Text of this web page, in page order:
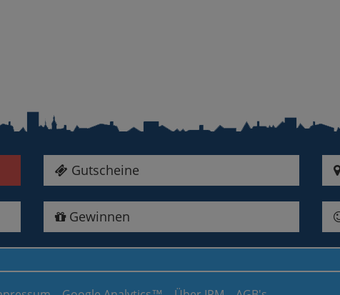
Gutscheine
Gewinnen